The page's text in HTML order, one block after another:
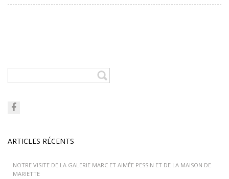
ARTICLES RÉCENTS
NOTRE VISITE DE LA GALERIE MARC ET AIMÉE PESSIN ET DE LA MAISON DE
MARIETTE